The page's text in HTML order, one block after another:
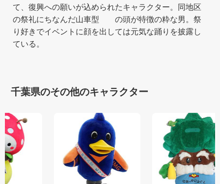
て、復興への願いが込められたキャラクター。同地区
の祭礼にちなんだ山車型 の頭が特徴の粋な男。祭
り好きでイベントに顔を出しては元気な踊りを披露し
ている。
千葉県のその他のキャラクター